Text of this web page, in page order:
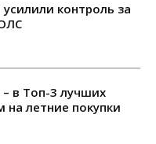
контроль за
в Топ-3 лучших
на летние покупки